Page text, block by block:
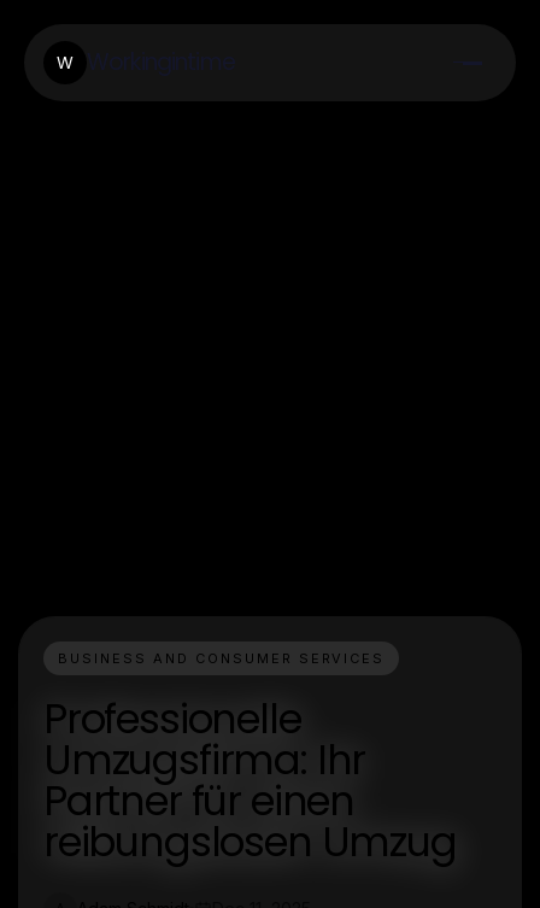
W
BUSINESS AND CONSUMER SERVICES
Professionelle
Umzugsfirma: Ihr
Partner für einen
reibungslosen Umzug